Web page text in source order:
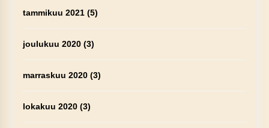
tammikuu 2021(5)
joulukuu 2020(3)
marraskuu 2020(3)
lokakuu 2020(3)